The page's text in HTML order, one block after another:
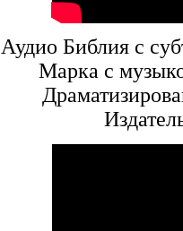
Аудио Библия с
Марка с